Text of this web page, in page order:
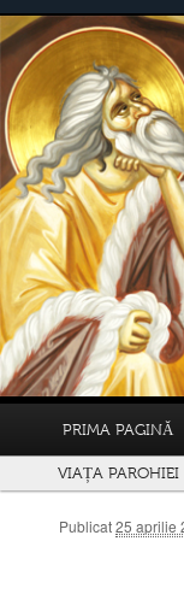
PRIMA PAGINĂ
VIAȚA PAROHIEI
Navigare prin
Publicat25 aprilie